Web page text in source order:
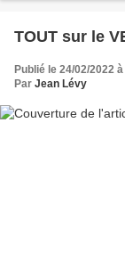
TOUT sur le
Publié le 24/02/2022
Par Jean Lévy